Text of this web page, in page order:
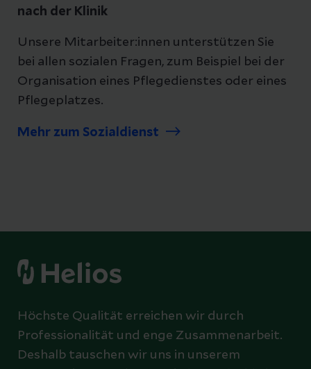
nach der Klinik
Unsere Mitarbeiter:innen unterstützen Sie
bei allen sozialen Fragen, zum Beispiel bei der
Organisation eines Pflegedienstes oder eines
Pflegeplatzes.
Mehr zum Sozialdienst
Höchste Qualität erreichen wir durch
Professionalität und enge Zusammenarbeit.
Deshalb tauschen wir uns in unserem